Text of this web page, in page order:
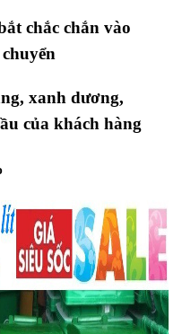
chắc chắn vào
xanh dương,
của khách hàng